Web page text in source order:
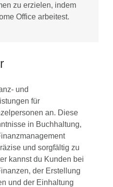
zu erzielen, indem
Office arbeitest.
und
für
an. Diese
in Buchhaltung,
und sorgfältig zu
kannst du Kunden bei
der Erstellung
und der Einhaltung